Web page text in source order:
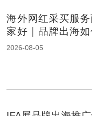
海外网红采买服
家好｜品牌出海如
择专业KOL采购机构
2026-08-05